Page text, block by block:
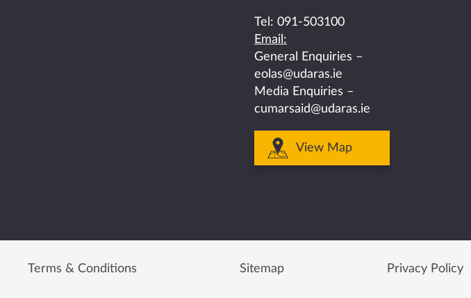
instagram
youtube
Tel: 091-503100
Email:
General Enquiries –
eolas@udaras.ie
Media Enquiries –
cumarsaid@udaras.ie
View Map
Terms & Conditions Sitemap Privacy Policy